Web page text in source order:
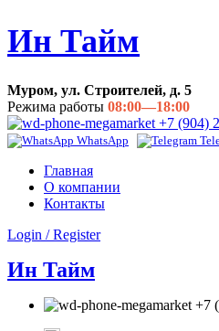
Ин Тайм
Муром, ул. Строителей, д. 5
Режима работы 08:00—18:00
+7 (904)
WhatsApp
Главная
О компании
Контакты
Login / Register
Ин Тайм
+7